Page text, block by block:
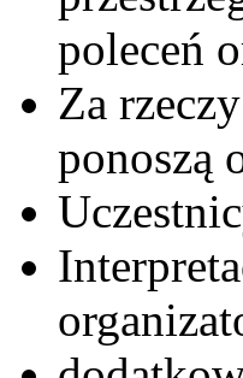
poleceń
Za
ponoszą